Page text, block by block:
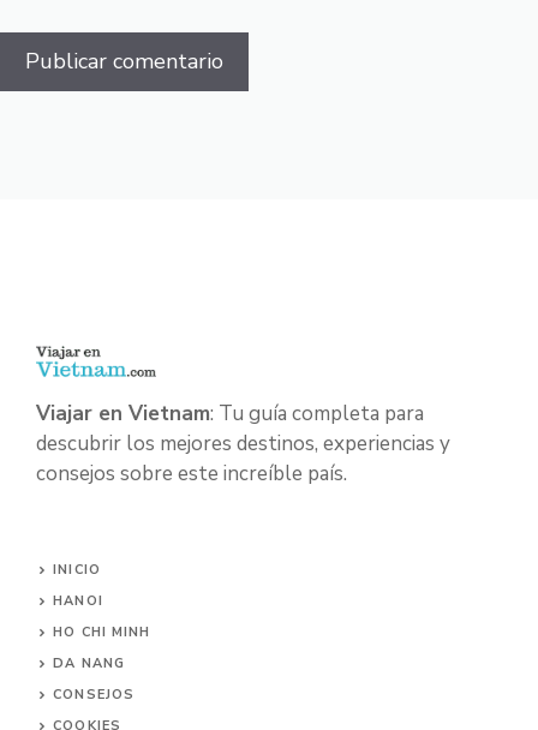
Viajar en Vietnam: Tu guía completa para
descubrir los mejores destinos, experiencias y
consejos sobre este increíble país.
INICIO
HANOI
HO CHI MINH
DA NANG
CONSEJOS
COOKIES